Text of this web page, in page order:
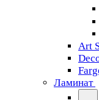
Art
Ламинат